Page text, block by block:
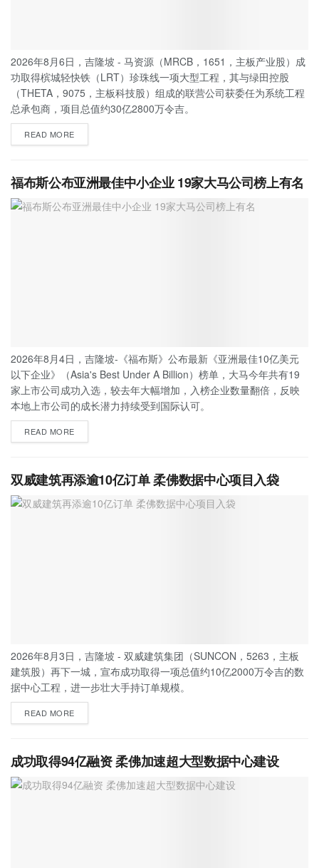
2026年8月6日，吉隆坡 - 马资源（MRCB，1651，主板产业股）成
功取得槟城轻快铁（LRT）珍珠线一项大型工程，其与绿田控股
（THETA，9075，主板科技股）组成的联营公司获委任为系统工程
总承包商，项目总值约30亿2800万令吉。
READ MORE
福布斯公布亚洲最佳中小企业 19家大马公司榜上有名
2026年8月4日，吉隆坡-《福布斯》公布最新《亚洲最佳10亿美元
以下企业》（Asia's Best Under A Billion）榜单，大马今年共有19
家上市公司成功入选，较去年大幅增加，入榜企业数量翻倍，反映
本地上市公司的成长潜力持续受到国际认可。
READ MORE
双威建筑再添逾10亿订单 柔佛数据中心项目入袋
2026年8月3日，吉隆坡 - 双威建筑集团（SUNCON，5263，主板
建筑股）再下一城，宣布成功取得一项总值约10亿2000万令吉的数
据中心工程，进一步壮大手持订单规模。
READ MORE
成功取得94亿融资 柔佛加速超大型数据中心建设